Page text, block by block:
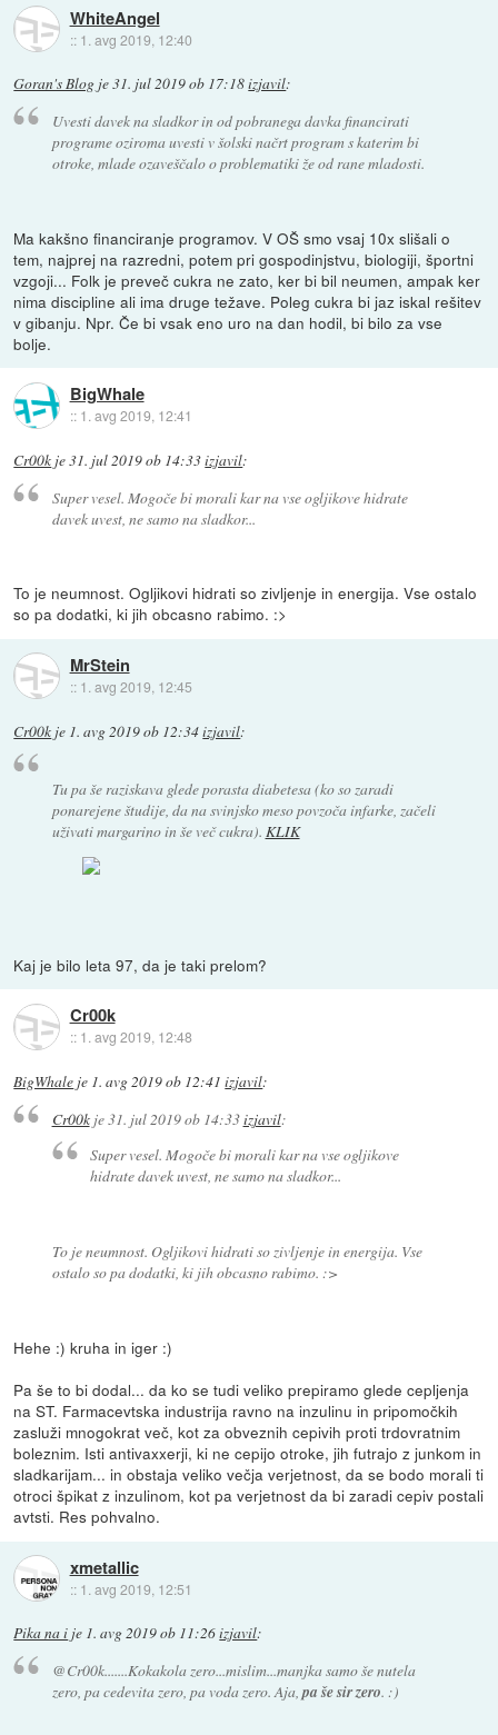
WhiteAngel
:: 1. avg 2019, 12:40
Goran's Blog je31. jul 2019 ob 17:18izjavil:
Uvesti davek na sladkor in od pobranega davka financirati
programe oziroma uvesti v šolski načrt program s katerim bi
otroke, mlade ozaveščalo o problematiki že od rane mladosti.
Ma kakšno financiranje programov. V OŠ smo vsaj 10x slišali o
tem, najprej na razredni, potem pri gospodinjstvu, biologiji, športni
vzgoji... Folk je preveč cukra ne zato, ker bi bil neumen, ampak ker
nima discipline ali ima druge težave. Poleg cukra bi jaz iskal rešitev
v gibanju. Npr. Če bi vsak eno uro na dan hodil, bi bilo za vse
bolje.
BigWhale
:: 1. avg 2019, 12:41
Cr00k je31. jul 2019 ob 14:33izjavil:
Super vesel. Mogoče bi morali kar na vse ogljikove hidrate
davek uvest, ne samo na sladkor...
To je neumnost. Ogljikovi hidrati so zivljenje in energija. Vse ostalo
so pa dodatki, ki jih obcasno rabimo. :>
MrStein
:: 1. avg 2019, 12:45
Cr00k je 1. avg 2019 ob 12:34izjavil:
Tu pa še raziskava glede porasta diabetesa (ko so zaradi
ponarejene študije, da na svinjsko meso povzoča infarke, začeli
uživati margarino in še več cukra). KLIK
Kaj je bilo leta 97, da je taki prelom?
Cr00k
:: 1. avg 2019, 12:48
BigWhale je 1. avg 2019 ob 12:41 izjavil:
Cr00kje31. jul 2019 ob 14:33izjavil:
Super vesel. Mogoče bi morali kar na vse ogljikove
hidrate davek uvest, ne samo na sladkor...
To je neumnost. Ogljikovi hidrati so zivljenje in energija. Vse
ostalo so pa dodatki, ki jih obcasno rabimo. :>
Hehe :) kruha in iger :)
Pa še to bi dodal... da ko se tudi veliko prepiramo glede cepljenja
na ST. Farmacevtska industrija ravno na inzulinu in pripomočkih
zasluži mnogokrat več, kot za obveznih cepivih proti trdovratnim
boleznim. Isti antivaxxerji, ki ne cepijo otroke, jih futrajo z junkom in
sladkarijam... in obstaja veliko večja verjetnost, da se bodo morali ti
otroci špikat z inzulinom, kot pa verjetnost da bi zaradi cepiv postali
avtsti. Res pohvalno.
xmetallic
:: 1. avg 2019, 12:51
Pika na i je 1. avg 2019 ob 11:26izjavil:
@Cr00k.......Kokakola zero...mislim...manjka samo še nutela
zero, pa cedevita zero, pa voda zero. Aja,pa še sir zero. :)